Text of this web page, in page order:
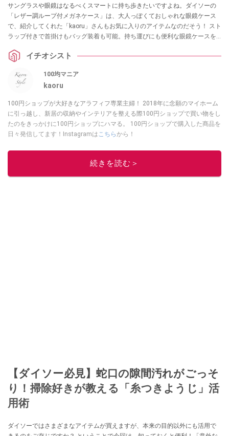
サングラスや眼鏡はなるべくスマートに持ち歩きたいですよね。ダイソーの
「レザー調ループ付メガネケース」は、大人っぽくておしゃれな眼鏡ケース
で、紹介してくれた「kaoru」さんもお気に入りのアイテムなのだそう！ スト
ラップ付きで首掛けもバッグ装着も可能。持ち運びにも便利な眼鏡ケースを
イチオシスト
100均マニア
kaoru
100円ショップが大好きなアラフィフ専業主婦！ 2018年に念願のマイホーム
に引っ越し、新居の収納やインテリアを整える際100円ショップで買い物をし
たのをきっかけに100円ショップにハマる。 100円ショップで購入した商品を
日々発信してます！Instagramはこちらから！
このイチオシストの他の記事を読む
続きを読む＞
【ダイソー必見】蛇口の隙間汚れがごっそ
り！掃除好きが教える「糸つきようじ」活
用術
ダイソーではさまざまなアイテムが買えますが、本来の目的以外にも活用で